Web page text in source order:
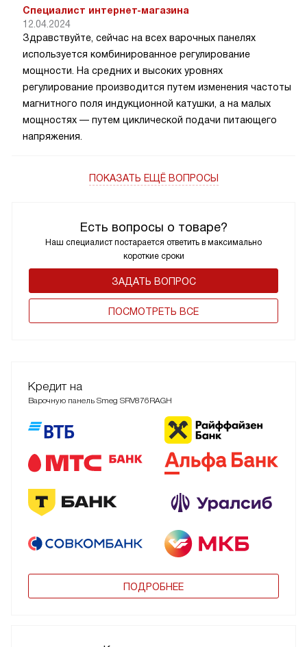
Есть вопросы о товаре?
Наш специалист постарается ответить в максимально
короткие сроки
ЗАДАТЬ ВОПРОС
ПОCМОТРЕТЬ ВСЕ
Специалист интернет-магазина
12.04.2024
Здравствуйте, сейчас на всех варочных панелях
используется комбинированное регулирование
мощности. На средних и высоких уровнях
регулирование производится путем изменения частоты
магнитного поля индукционной катушки, а на малых
мощностях — путем циклической подачи питающего
напряжения.
ПОКАЗАТЬ ЕЩЁ ВОПРОСЫ
Кредит на
Варочную панель Smeg SRV876RAGH
ПОДРОБНЕЕ